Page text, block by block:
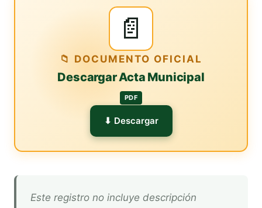
📄
📁 DOCUMENTO OFICIAL
Descargar Acta Municipal
PDF
⬇ Descargar
Este registro no incluye descripción